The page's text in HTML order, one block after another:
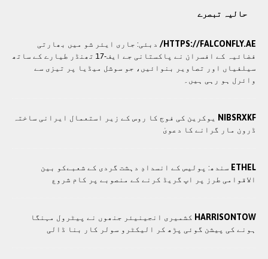
حالیہ تبصرے
HTTPS://FALCONFLY.AE/
دبئی: جاری ایئر شو میں بھارتی
فضائیہ کے افسران نے پاکستانی جے ایف-17 تھنڈر طیارے کے ساتھ
سیلفیاں اور تصاویر بنوائیں، جو سوشل میڈیا پر تیزی سے
وائرل ہو رہی ہیں۔
NIBSRXKF یوکرین کی فوج کا روس کے زیر استعمال ایرانی ساختہ
ڈرون مار گرانے کا دعویٰ
ETHEL سندھ: پوليس کے انسدادِ دہشت گردی کے شعبےکو بین
الاقوامی طرز پر اپ گریڈ کرنے کے منصوبے پر کام شروع
HARRISONTOW کشمیری انجینیئر جنھوں نے پیٹرول مہنگا
ہونے کی پیشن گوئی پڑھ کر الیکٹرو سولر کار بنا ڈالی